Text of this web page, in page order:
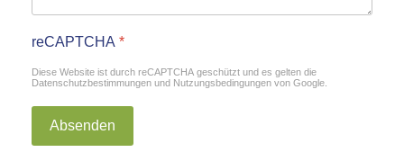
reCAPTCHA *
Diese Website ist durch reCAPTCHA geschützt und es gelten die
Datenschutzbestimmungen und Nutzungsbedingungen von Google.
Absenden